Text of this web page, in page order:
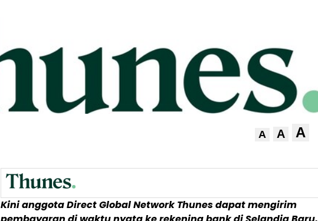
A A A
Kini anggota Direct Global Network Thunes dapat mengirim